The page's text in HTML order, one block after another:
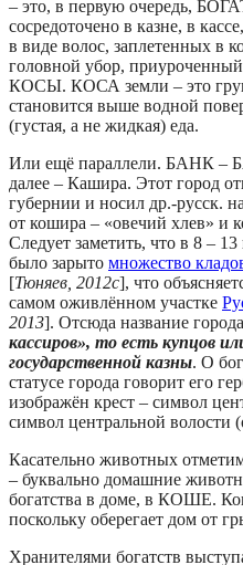
– это, в первую очередь,
сосредоточено в казне, в
в виде волос, заплетенных
головной убор,
КОСЫ. КОСА земли – это
становится выше водной
(густая, а не жидкая) еда.
Или ещё параллели. БАНК
далее – Кашира. Этот город
губернии и носил др.-русск.
от кошира – «овечий хлев» и
Следует заметить, что в 8 –
было зарыто множество
[Тюняев, 2012c], что
самом оживлённом участке
2013]. Отсюда название города
кассиров», то есть купцов
государственной казны. О
статусе города говорит его
изображён крест – символ
символ центральной волости
Касательно животных
– буквально домашние
богатства в доме, в КОШЕ.
поскольку оберегает дом от
Хранителями богатств